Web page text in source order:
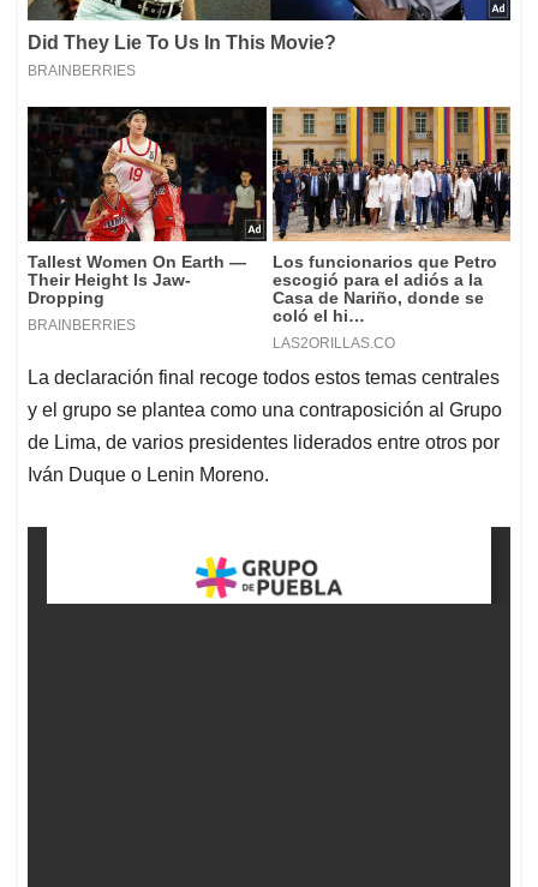
La declaración final recoge todos estos temas centrales
y el grupo se plantea como una contraposición al Grupo
de Lima, de varios presidentes liderados entre otros por
Iván Duque o Lenin Moreno.